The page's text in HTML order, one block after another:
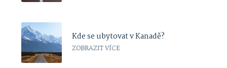
Kde se ubytovat v Kanadě?
ZOBRAZIT VÍCE